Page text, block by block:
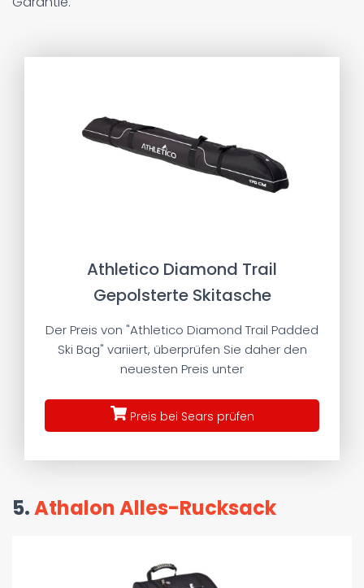
Athletico Diamond Trail
Gepolsterte Skitasche
Der Preis von "Athletico Diamond Trail Padded
Ski Bag" variiert, überprüfen Sie daher den
neuesten Preis unter
Preis bei Sears prüfen
5.Athalon Alles-Rucksack